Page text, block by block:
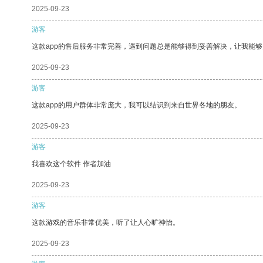
2025-09-23
游客
这款app的售后服务非常完善，遇到问题总是能够得到妥善解决，让我能够
2025-09-23
游客
这款app的用户群体非常庞大，我可以结识到来自世界各地的朋友。
2025-09-23
游客
我喜欢这个软件 作者加油
2025-09-23
游客
这款游戏的音乐非常优美，听了让人心旷神怡。
2025-09-23